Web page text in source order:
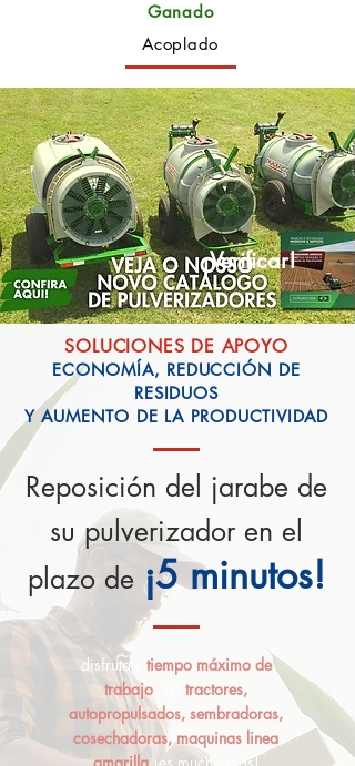
Ganado
Acoplado
¡Verificar!
SOLUCIONES DE APOYO
ECONOMÍA, REDUCCIÓN DE
RESIDUOS
Y AUMENTO DE LA PRODUCTIVIDAD
Reposición del jarabe de
su pulverizador en el
plazo de ¡5 minutos!
disfruta el tiempo máximo de
trabajo
tractores,
autopropulsados, sembradoras,
cosechadoras, maquinas linea